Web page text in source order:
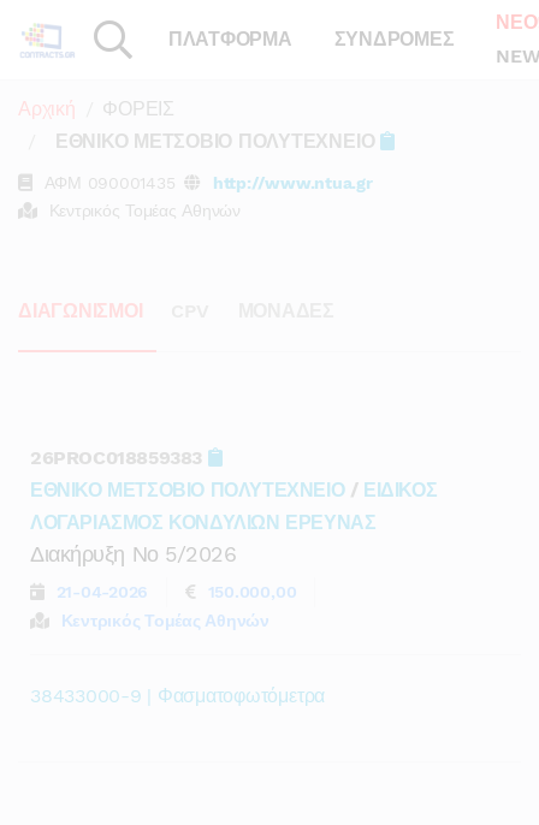
ΠΛΑΤΦΟΡΜΑ ΣΥΝΔΡΟΜΕΣ
Αρχική
ΦΟΡΕΙΣ
ΕΘΝΙΚΟ ΜΕΤΣΟΒΙΟ ΠΟΛΥΤΕΧΝΕΙΟ
ΑΦΜ 090001435
http://www.ntua.gr
Κεντρικός Τομέας Αθηνών
ΔΙΑΓΩΝΙΣΜΟΙ
26PROC018859383
ΕΘΝΙΚΟ ΜΕΤΣΟΒΙΟ ΠΟΛΥΤΕΧΝΕΙΟ/ ΕΙΔΙΚΟΣ
ΛΟΓΑΡΙΑΣΜΟΣ ΚΟΝΔΥΛΙΩΝ ΕΡΕΥΝΑΣ
Διακήρυξη Νο 5/2026
21-04-2026
150.000,00
Κεντρικός Τομέας Αθηνών
38433000-9 | Φασματοφωτόμετρα